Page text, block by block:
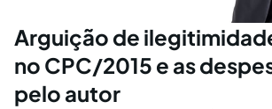
Arguição de
no CPC/2015 e as
pelo autor